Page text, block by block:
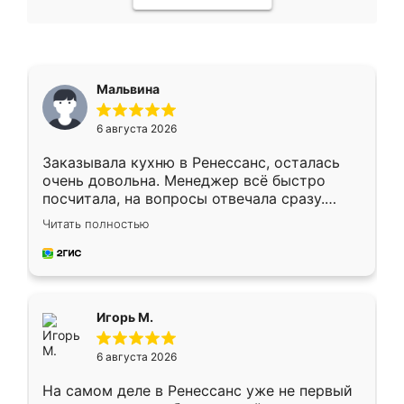
Мальвина
6 августа 2026
Заказывала кухню в Ренессанс, осталась
очень довольна. Менеджер всё быстро
посчитала, на вопросы отвечала сразу.
Замерщик приехал в субботу, подошёл к
делу со всей ответственностью. Собрали
за день, ребята работали аккуратно, даже
Читать полностью
Игорь М.
6 августа 2026
На самом деле в Ренессанс уже не первый